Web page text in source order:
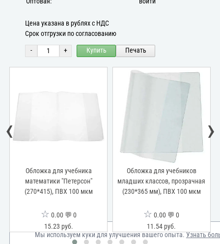
Цена указана в рублях с НДС
Срок отгрузки по согласованию
- + Купить Печать
Обложка для учебника
математики "Петерсон"
(270*415), ПВХ 100 мкм
☆ 0.00 💬 0
15.23 руб.
Обложка для учебников
младших классов, прозрачная
(230*365 мм), ПВХ 100 мкм
☆ 0.00 💬 0
11.54 руб.
‹ ›
Мы используем куки для улучшения вашего опыта.Узнать